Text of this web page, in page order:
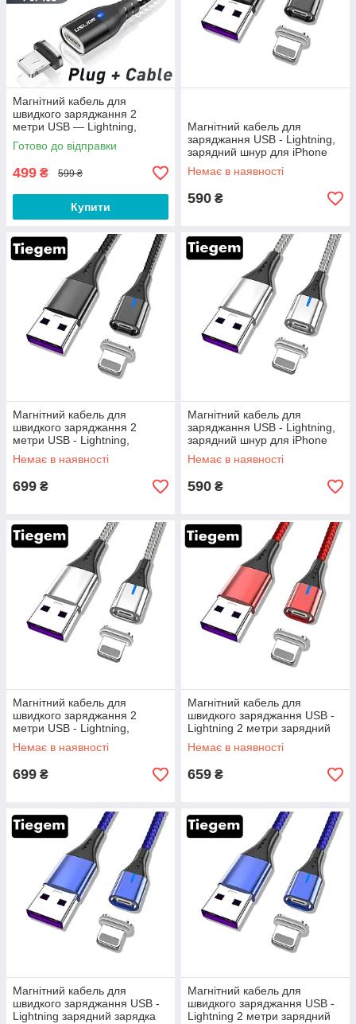
Магнітний кабель для
швидкого заряджання 2
метри USB — Lightning,
зарядний шнур для iPhone
(Айфон) QW010-6
Готово до відправки
499 ₴ 599 ₴
Купити
Магнітний кабель для
заряджання USB - Lightning,
зарядний шнур для iPhone
(Айфон) TG7-B1
Немає в наявності
590 ₴
Магнітний кабель для
швидкого заряджання 2
метри USB - Lightning,
зарядний шнур для iPhone
(Айфон) TG7-B2
Немає в наявності
699 ₴
Магнітний кабель для
заряджання USB - Lightning,
зарядний шнур для iPhone
(Айфон) TG7-S1
Немає в наявності
590 ₴
Магнітний кабель для
швидкого заряджання 2
метри USB - Lightning,
зарядний шнур для iPhone
(Айфон) TG7-S2
Немає в наявності
699 ₴
Магнітний кабель для
швидкого заряджання USB -
Lightning 2 метри зарядний
провід шнур iPhone айфон
лайтнінг T2R
Немає в наявності
659 ₴
Магнітний кабель для
швидкого заряджання USB -
Lightning зарядний зарядка
Магнітний кабель для
швидкого заряджання USB -
Lightning 2 метри зарядний